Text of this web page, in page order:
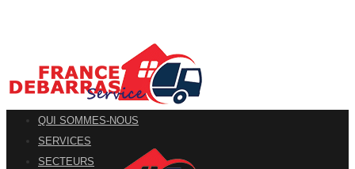
QUI SOMMES-NOUS
SERVICES
SECTEURS